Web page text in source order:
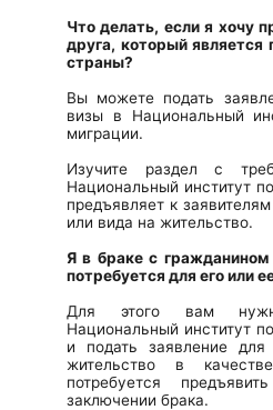
Что делать, если я хочу
друга, который является
страны?
Вы можете подать
визы в Национальный
миграции.
Изучите раздел с
Национальный институт
предъявляет к
или вида на жительство.
Я в браке с
потребуется для его или
Для этого вам
Национальный институт
и подать заявление
жительство в
потребуется
заключении брака.